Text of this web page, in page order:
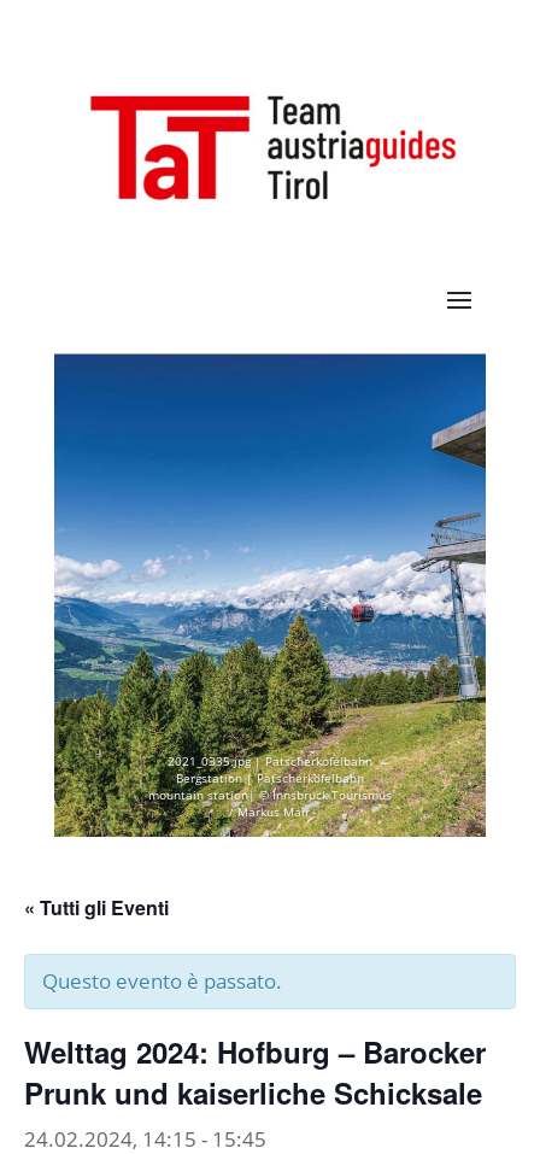
2021_0335.jpg | Patscherkofelbahn
Bergstation | Patscherkofelbahn
mountain station| © Innsbruck Tourismus
/ Markus Mair
« Tutti gli Eventi
Questo evento è passato.
Welttag 2024: Hofburg – Barocker
Prunk und kaiserliche Schicksale
24.02.2024, 14:15 - 15:45